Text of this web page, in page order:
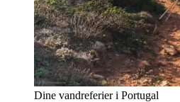
Dine vandreferier i Portugal